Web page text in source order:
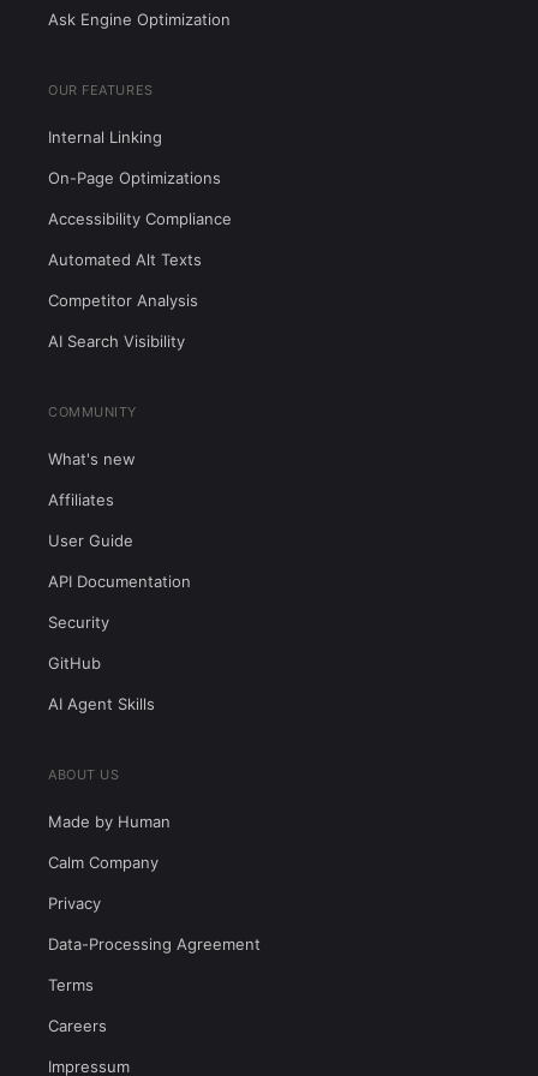
Ask Engine Optimization
OUR FEATURES
Internal Linking
On-Page Optimizations
Accessibility Compliance
Automated Alt Texts
Competitor Analysis
AI Search Visibility
COMMUNITY
What's new
Affiliates
User Guide
API Documentation
Security
GitHub
AI Agent Skills
ABOUT US
Made by Human
Calm Company
Privacy
Data-Processing Agreement
Terms
Careers
Impressum